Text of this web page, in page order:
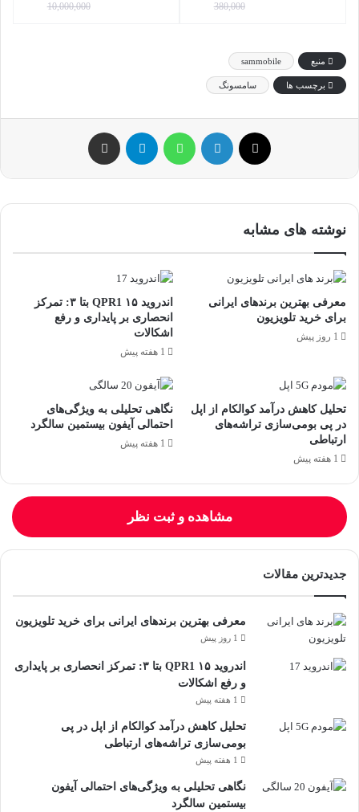
380,000
10,000,000
منبع sammobile
برچسب ها سامسونگ
ایکس لینکداین تلگرام
نوشته های مشابه
معرفی بهترین برندهای ایرانی
برای خرید تلویزیون
1 روز پیش
اندروید ۱۵ QPR1 بتا ۳: تمرکز
انحصاری بر پایداری و رفع
اشکالات
1 هفته پیش
تحلیل کاهش درآمد کوالکام از اپل
در پی بومی‌سازی تراشه‌های
ارتباطی
1 هفته پیش
نگاهی تحلیلی به ویژگی‌های
احتمالی آیفون بیستمین سالگرد
1 هفته پیش
مشاهده و ثبت نظر
جدیدترین مقالات
معرفی بهترین برندهای ایرانی برای خرید تلویزیون
1 روز پیش
اندروید ۱۵ QPR1 بتا ۳: تمرکز انحصاری بر پایداری
و رفع اشکالات
1 هفته پیش
تحلیل کاهش درآمد کوالکام از اپل در پی
بومی‌سازی تراشه‌های ارتباطی
1 هفته پیش
نگاهی تحلیلی به ویژگی‌های احتمالی آیفون
بیستمین سالگرد